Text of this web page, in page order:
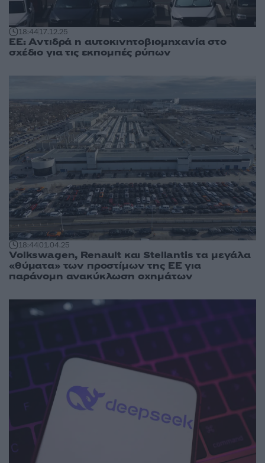
18:4417.12.25
ΕΕ: Αντιδρά η αυτοκινητοβιομηχανία στο
σχέδιο για τις εκπομπές ρύπων
18:4401.04.25
Volkswagen, Renault και Stellantis τα μεγάλα
«θύματα» των προστίμων της ΕΕ για
παράνομη ανακύκλωση οχημάτων